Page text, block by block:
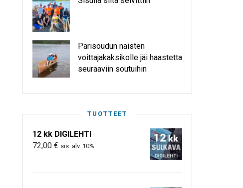
Parisoudun naisten
voittajakaksikolle jäi haastetta
seuraaviin soutuihin
TUOTTEET
12 kk DIGILEHTI
72,00 € sis. alv. 10%